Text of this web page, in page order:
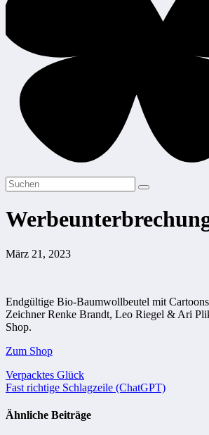
März 21, 2023
Endgültige Bio-Baumwollbeutel mit
Zeichner Renke Brandt, Leo Riegel & Ari
Shop.
Zum Shop
Beitragsnavigation
Verpacktes Glück
Fast richtige Schlagzeile (ChatGPT)
Ähnliche Beiträge